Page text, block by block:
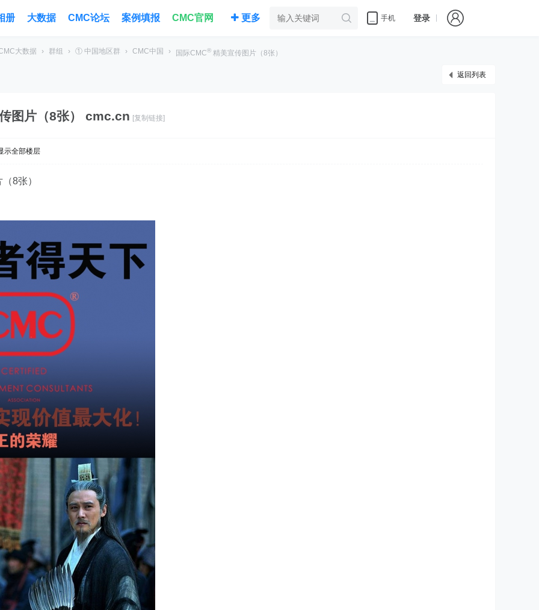
册 大数据 CMC论坛 案例填报 CMC官网 更多 手机 登录
大数据 › 群组 › ① 中国地区群 › CMC中国 › 国际CMC® 精美宣传图片（8张）
返回列表
图片（8张） cmc.cn [复制链接]
示全部楼层
8张）